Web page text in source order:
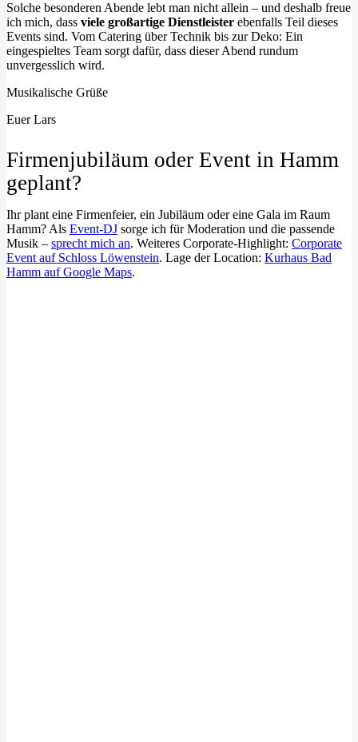
Solche besonderen Abende lebt man nicht allein – und deshalb freue
ich mich, dass viele großartige Dienstleister ebenfalls Teil dieses
Events sind. Vom Catering über Technik bis zur Deko: Ein
eingespieltes Team sorgt dafür, dass dieser Abend rundum
unvergesslich wird.
Musikalische Grüße
Euer Lars
Firmenjubiläum oder Event in Hamm
geplant?
Ihr plant eine Firmenfeier, ein Jubiläum oder eine Gala im Raum
Hamm? Als Event-DJ sorge ich für Moderation und die passende
Musik – sprecht mich an. Weiteres Corporate-Highlight: Corporate
Event auf Schloss Löwenstein. Lage der Location: Kurhaus Bad
Hamm auf Google Maps.